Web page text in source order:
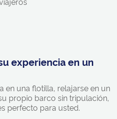
experiencia en un
en una flotilla, relajarse en un
propio barco sin tripulación,
perfecto para usted.